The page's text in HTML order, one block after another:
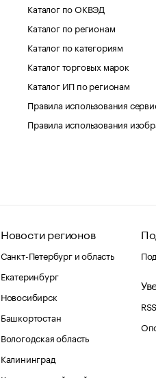
Каталог по ОКВЭД
Каталог по регионам
Каталог по категориям
Каталог торговых марок
Каталог ИП по регионам
Правила использования
Правила использования
Новости регионов
Санкт-Петербург и область
Екатеринбург
Новосибирск
Башкортостан
Вологодская область
Калининград